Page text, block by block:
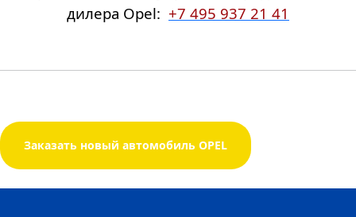
дилера Opel: +7 495 937 21 41
Заказать новый автомобиль OPEL